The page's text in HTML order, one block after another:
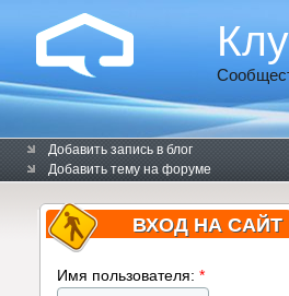
Добавить запись в блог
Добавить тему на форуме
ВХОД НА САЙТ
Имя пользователя: *